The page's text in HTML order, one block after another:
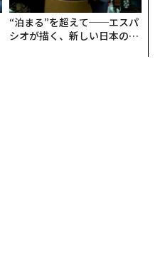
“泊まる”を超えて──エスパ
シオが描く、新しい日本のラ